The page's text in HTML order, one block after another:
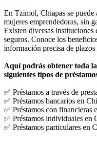
En Tzimol, Chiapas se puede
mujeres emprendedoras, sin
Existen diversas instituciones
seguros. Conoce los
información precisa de plazos
Aquí podrás obtener toda
siguientes tipos de
✅ Préstamos a través de
✅ Préstamos bancarios en
✅ Préstamos con financieras
✅ Préstamos individuales en
✅ Préstamos particulares en